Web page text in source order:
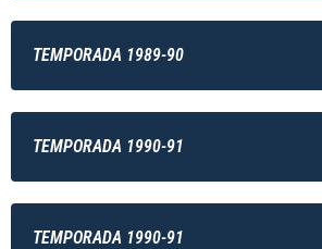
TEMPORADA 1989-90
TEMPORADA 1990-91
TEMPORADA 1990-91